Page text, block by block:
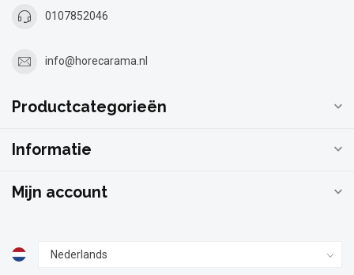
0107852046
info@horecarama.nl
Productcategorieën
Informatie
Mijn account